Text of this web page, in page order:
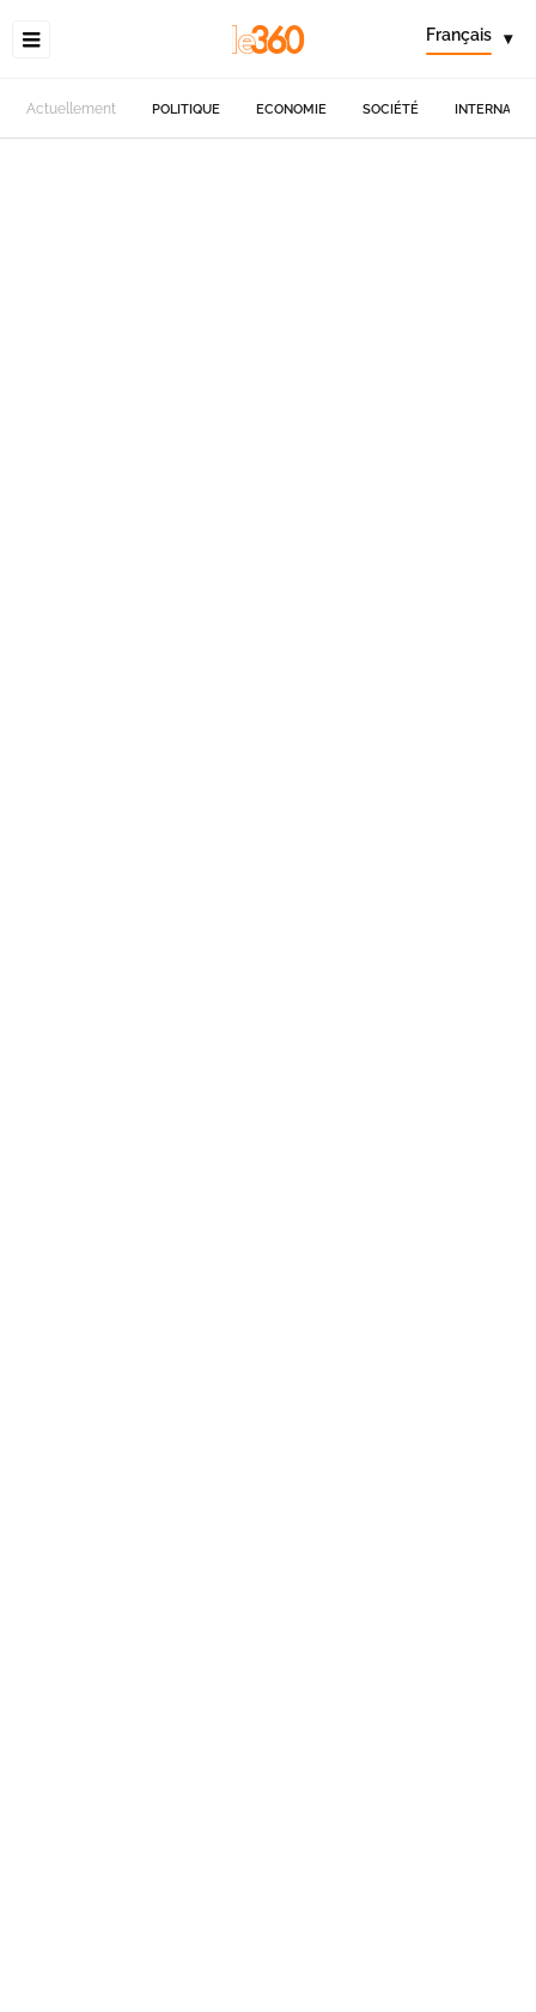
Français ▾
Actuellement POLITIQUE ECONOMIE SOCIÉTÉ